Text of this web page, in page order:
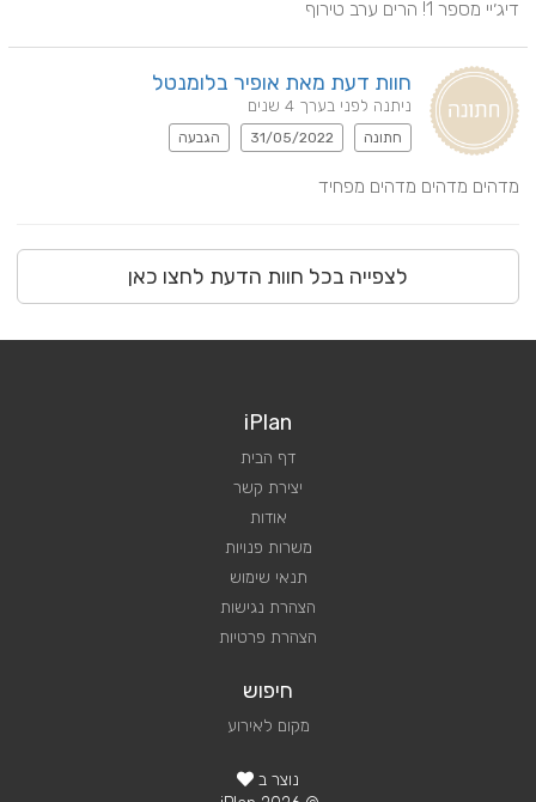
דיג׳יי מספר 1! הרים ערב טירוף
חוות דעת מאת אופיר בלומנטל
ניתנה לפני בערך 4 שנים
חתונה 31/05/2022 הגבעה
מדהים מדהים מדהים מפחיד
לצפייה בכל חוות הדעת לחצו כאן
iPlan
דף הבית
יצירת קשר
אודות
משרות פנויות
תנאי שימוש
הצהרת נגישות
הצהרת פרטיות
חיפוש
מקום לאירוע
נוצר ב